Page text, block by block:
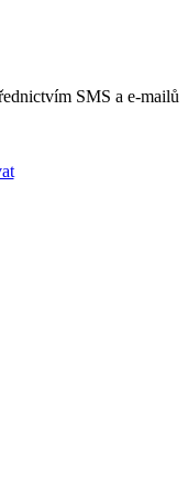
SMS a e-mailů